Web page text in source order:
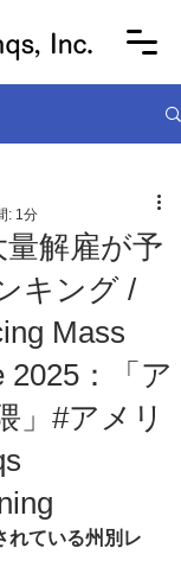
量解雇が予
キング /
Mass
2025：「ア
」#アメリ
: 1分
れている州別レ